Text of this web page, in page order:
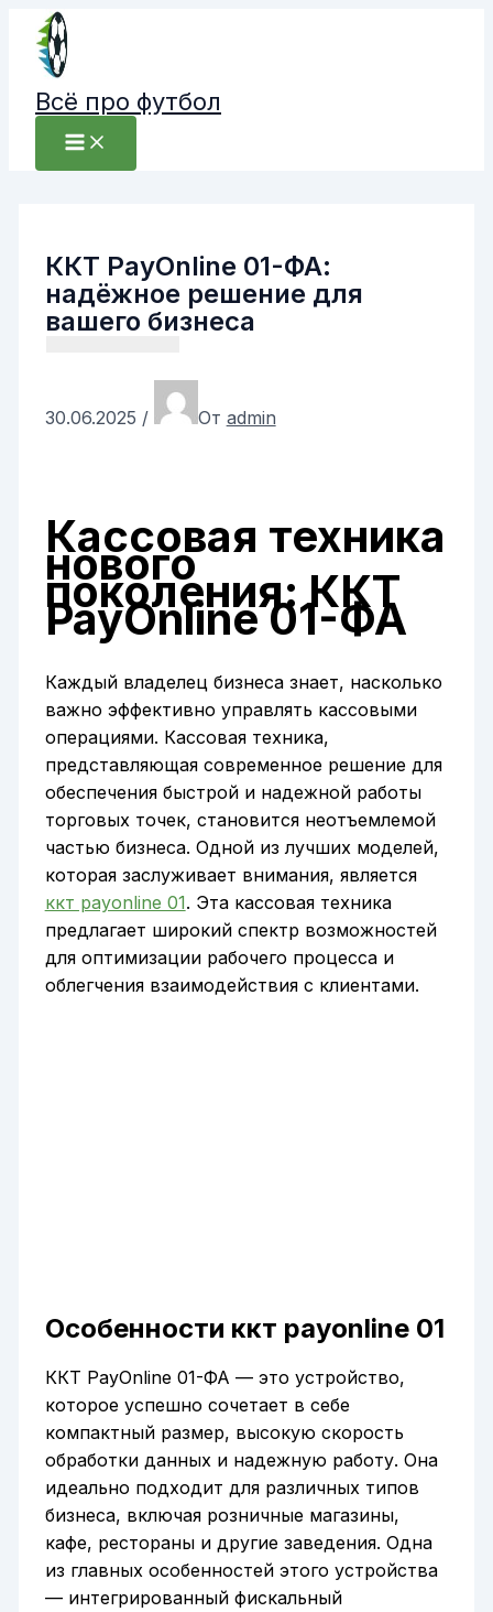
Перейти
содержимому
Всё про футбол
ККТ PayOnline 01-ФА:
надёжное решение для
вашего бизнеса
30.06.2025 / От admin
Кассовая техника
нового
поколения: ККТ
PayOnline 01-ФА
Каждый владелец бизнеса знает, насколько
важно эффективно управлять кассовыми
операциями. Кассовая техника,
представляющая современное решение для
обеспечения быстрой и надежной работы
торговых точек, становится неотъемлемой
частью бизнеса. Одной из лучших моделей,
которая заслуживает внимания, является
ккт payonline 01. Эта кассовая техника
предлагает широкий спектр возможностей
для оптимизации рабочего процесса и
облегчения взаимодействия с клиентами.
Особенности ккт payonline 01
ККТ PayOnline 01-ФА — это устройство,
которое успешно сочетает в себе
компактный размер, высокую скорость
обработки данных и надежную работу. Она
идеально подходит для различных типов
бизнеса, включая розничные магазины,
кафе, рестораны и другие заведения. Одна
из главных особенностей этого устройства
— интегрированный фискальный